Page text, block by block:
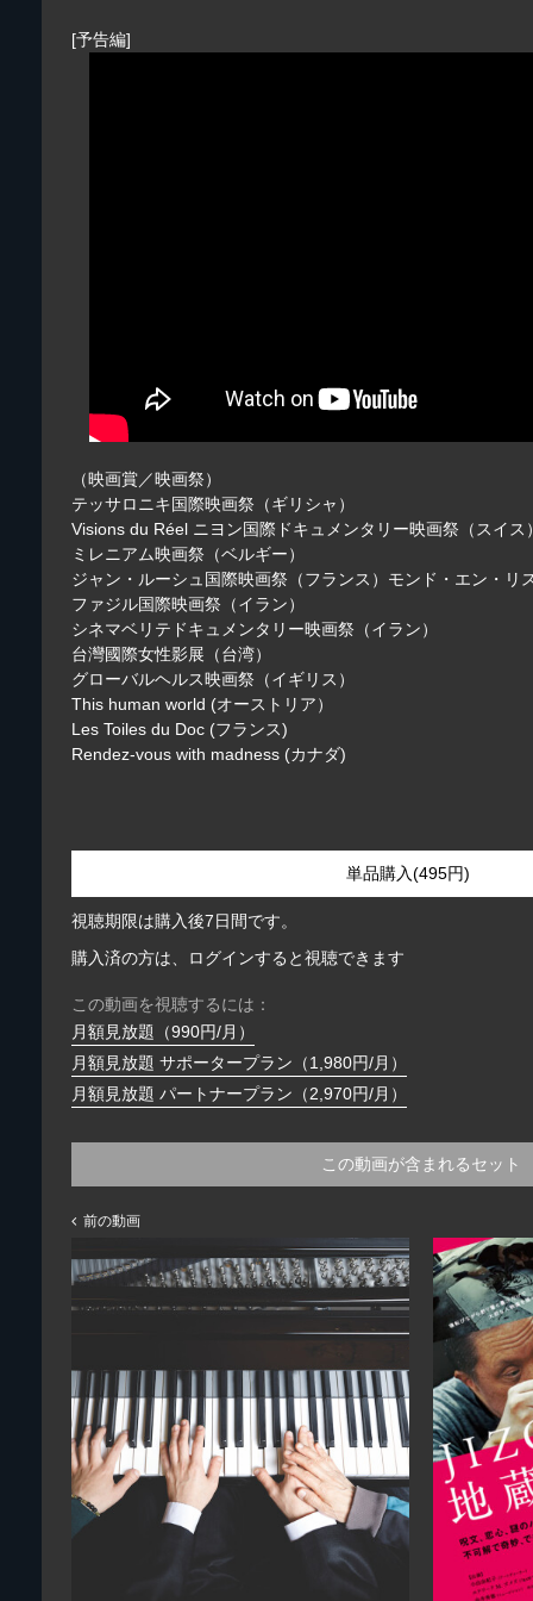
[予告編]
（映画賞／映画祭）
テッサロニキ国際映画祭（ギリシャ）
Visions du Réel ニヨン国際ドキュメンタリー映画祭（スイス
ミレニアム映画祭（ベルギー）
ジャン・ルーシュ国際映画祭（フランス）モンド・エン・リ
ファジル国際映画祭（イラン）
シネマベリテドキュメンタリー映画祭（イラン）
台灣國際女性影展（台湾）
グローバルヘルス映画祭（イギリス）
This human world (オーストリア）
Les Toiles du Doc (フランス)
Rendez-vous with madness (カナダ)
単品購入(495円)
視聴期限は購入後7日間です。
購入済の方は、ログインすると視聴できます
この動画を視聴するには：
月額見放題（990円/月）
月額見放題 サポータープラン（1,980円/月）
月額見放題 パートナープラン（2,970円/月）
この動画が含まれるセット
前の動画